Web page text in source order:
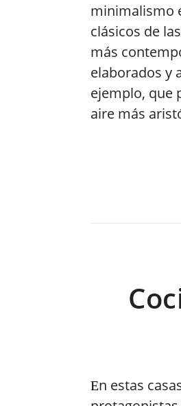
minimalismo
clásicos de
más
elaborados y
ejemplo, que
aire más
En estas